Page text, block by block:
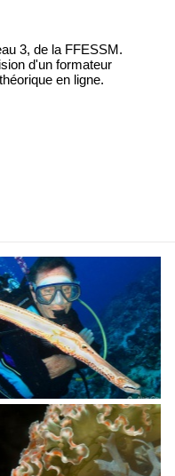
3, de la FFESSM.
d'un formateur
en ligne.